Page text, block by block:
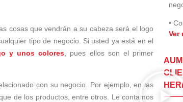
cosas que vendrán a su cabeza será el logo
tipo de negocio. Si usted ya está en el
y unos colores , pues ellos son el primer
con su negocio. Por ejemplo, en las
de los productos, entre otros. Le contamos
•
Ver